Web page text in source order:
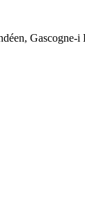
Gascogne-i